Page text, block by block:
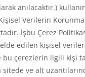
anılacaktır.)
Verilerin
İşbu Çerez
edilen kişisel
bu çerezlerin ilgili kişi
ve alt